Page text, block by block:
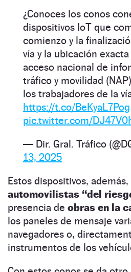
¿Conoces los conos
dispositivos IoT que
comienzo y la
vía y la ubicación
acceso nacional de
tráfico y movilidad
los trabajadores de la
https://t.co/BeKyaL7Pog
pic.twitter.com/
— Dir. Gral. Tráfico
13, 2025
Estos dispositivos, además,
automovilistas “del
presencia de obras en la
los paneles de mensaje
navegadores o,
instrumentos de los